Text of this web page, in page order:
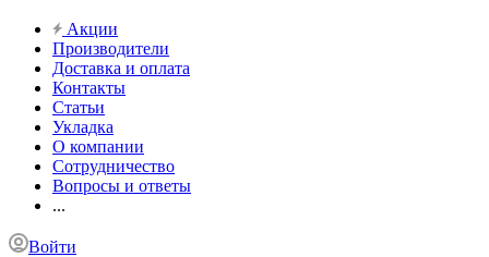
Акции
Производители
Доставка и оплата
Контакты
Статьи
Укладка
О компании
Сотрудничество
Вопросы и ответы
...
Войти